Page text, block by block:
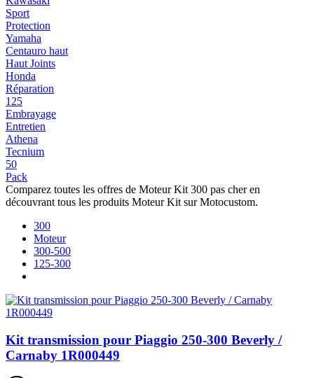
Sport
Protection
Yamaha
Centauro haut
Haut Joints
Honda
Réparation
125
Embrayage
Entretien
Athena
Tecnium
50
Pack
Comparez toutes les offres de Moteur Kit 300 pas cher en
découvrant tous les produits Moteur Kit sur Motocustom.
300
Moteur
300-500
125-300
Kit transmission pour Piaggio 250-300 Beverly /
Carnaby 1R000449